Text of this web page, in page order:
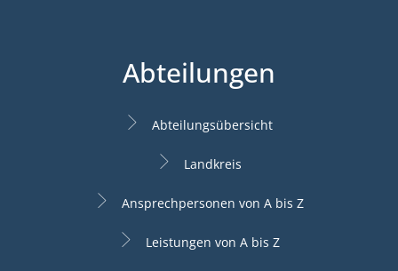
Abteilungen
Abteilungsübersicht
Landkreis
Ansprechpersonen von A bis Z
Leistungen von A bis Z